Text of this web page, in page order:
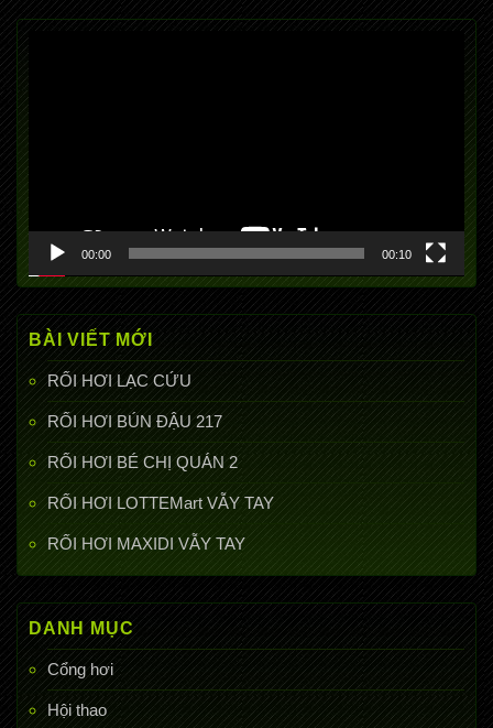
Trình
chơi
Video
00:00 00:10
BÀI VIẾT MỚI
RỐI HƠI LẠC CỨU
RỐI HƠI BÚN ĐẬU 217
RỐI HƠI BÉ CHỊ QUÁN 2
RỐI HƠI LOTTEMart VẪY TAY
RỐI HƠI MAXIDI VẪY TAY
DANH MỤC
Cổng hơi
Hội thao